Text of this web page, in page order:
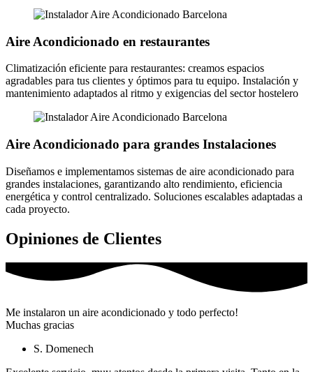
Aire Acondicionado en restaurantes
Climatización eficiente para restaurantes: creamos espacios
agradables para tus clientes y óptimos para tu equipo. Instalación y
mantenimiento adaptados al ritmo y exigencias del sector hostelero
Aire Acondicionado para grandes Instalaciones
Diseñamos e implementamos sistemas de aire acondicionado para
grandes instalaciones, garantizando alto rendimiento, eficiencia
energética y control centralizado. Soluciones escalables adaptadas a
cada proyecto.
Opiniones de Clientes
Me instalaron un aire acondicionado y todo perfecto!
Muchas gracias
S. Domenech